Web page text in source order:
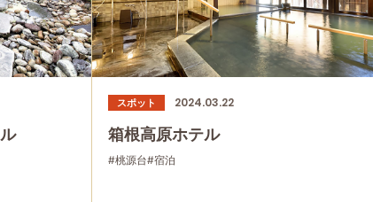
スポット 2024.03.22
箱根高原ホテル
#桃源台#宿泊